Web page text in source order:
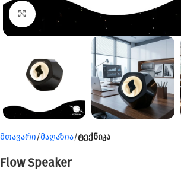
Click to enlarge
მთავარი მაღაზია ტექნიკა
Flow Speaker